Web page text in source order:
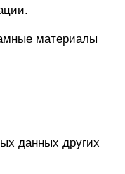
материалы
данных других